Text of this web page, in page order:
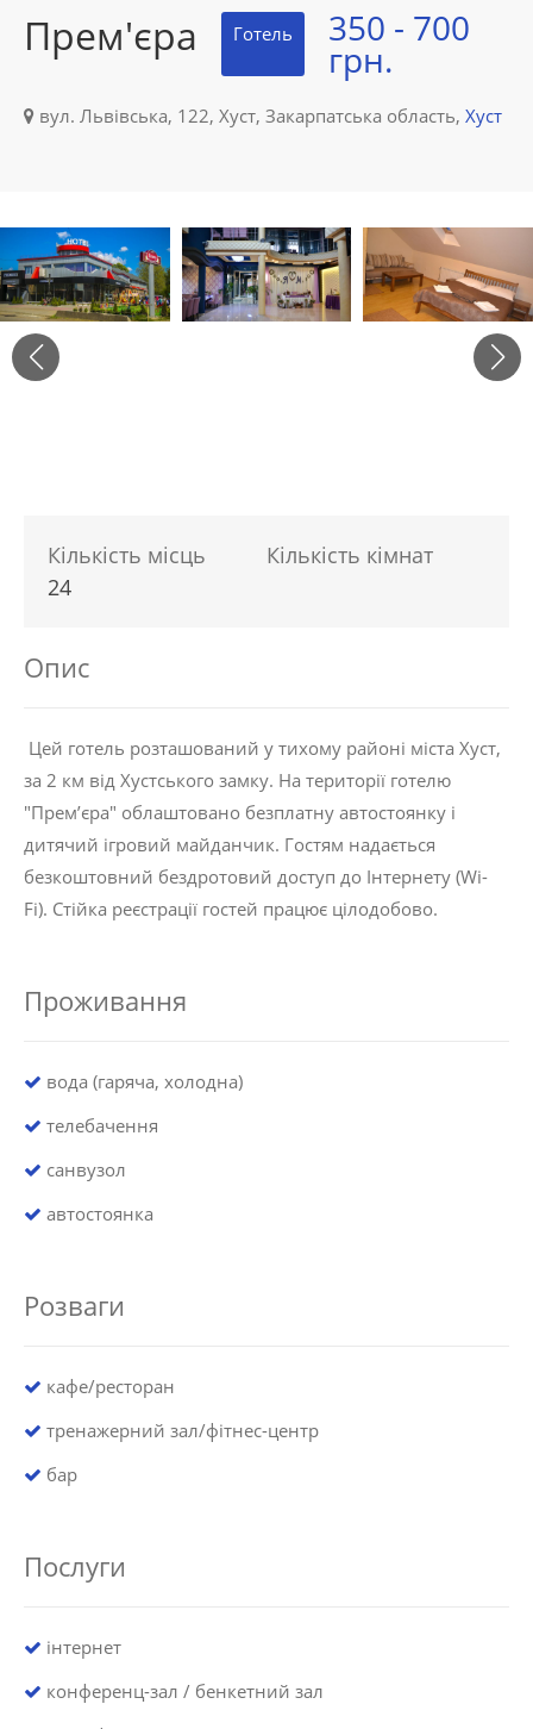
Прем'єра Готель 350 - 700
грн.
вул. Львівська, 122, Хуст, Закарпатська область, Хуст
Кількість місць
24
Кількість кімнат
Опис
Цей готель розташований у тихому районі міста Хуст,
за 2 км від Хустського замку. На території готелю
"Прем’єра" облаштовано безплатну автостоянку і
дитячий ігровий майданчик. Гостям надається
безкоштовний бездротовий доступ до Інтернету (Wi-
Fi). Стійка реєстрації гостей працює цілодобово.
Проживання
вода (гаряча, холодна)
телебачення
санвузол
автостоянка
Розваги
кафе/ресторан
тренажерний зал/фітнес-центр
бар
Послуги
інтернет
конференц-зал / бенкетний зал